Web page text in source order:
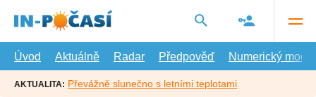
hlavní
Úvod
Aktuálně Radar Předpověď Numerický model
AKTUALITA: Převážně slunečno s letními teplotami